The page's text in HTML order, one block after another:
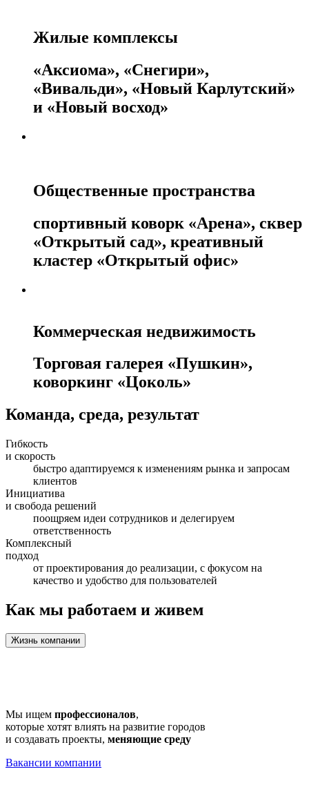
Жилые комплексы
«Аксиома», «Снегири»,
«Вивальди», «Новый Карлутский»
и «Новый восход»
Общественные пространства
спортивный коворк «Арена», сквер
«Открытый сад», креативный
кластер «Открытый офис»
Коммерческая недвижимость
Торговая галерея «Пушкин»,
коворкинг «Цоколь»
Команда, среда, результат
Гибкость
и скорость
быстро адаптируемся к изменениям рынка и запросам
клиентов
Инициатива
и свобода решений
поощряем идеи сотрудников и делегируем
ответственность
Комплексный
подход
от проектирования до реализации, с фокусом на
качество и удобство для пользователей
Как мы работаем и живем
Жизнь компании
Мы ищем профессионалов,
которые хотят влиять на развитие городов
и создавать проекты, меняющие среду
Вакансии компании